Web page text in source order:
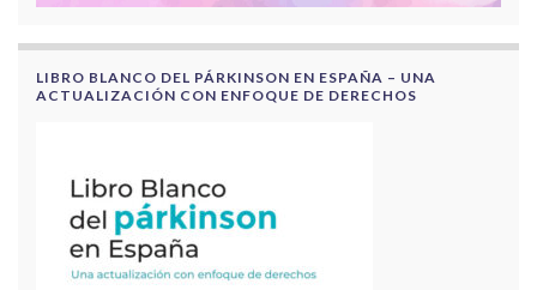
LIBRO BLANCO DEL PÁRKINSON EN ESPAÑA – UNA
ACTUALIZACIÓN CON ENFOQUE DE DERECHOS